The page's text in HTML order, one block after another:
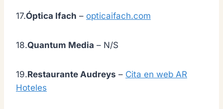
17.Óptica Ifach – opticaifach.com
18.Quantum Media – N/S
19.Restaurante Audreys – Cita en web AR
Hoteles